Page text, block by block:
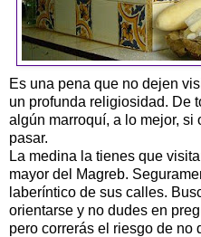
Es una pena que no dejen
un profunda religiosidad. De
algún marroquí, a lo mejor, si
pasar.
La medina la tienes que
mayor del Magreb.
laberíntico de sus calles.
orientarse y no dudes en
pero correrás el riesgo de no